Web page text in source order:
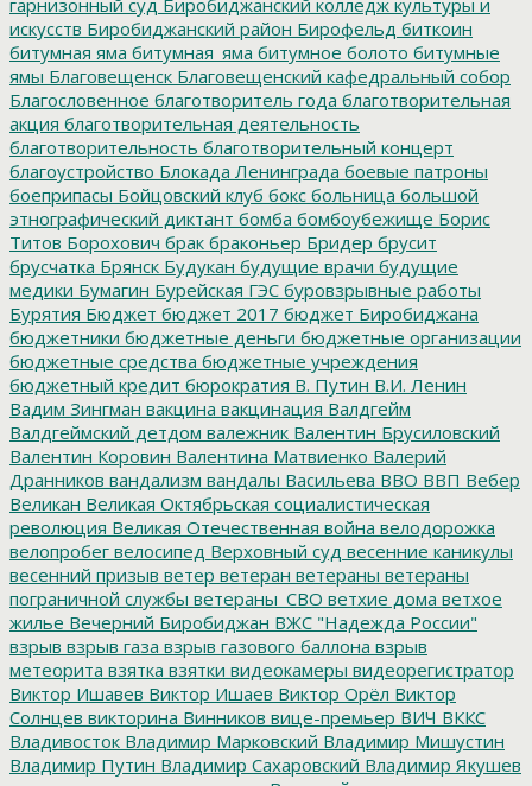
искусств Биробиджанский район Бирофельд биткоин
битумная яма битумная_яма битумное болото битумные
ямы Благовещенск Благовещенский кафедральный собор
Благословенное благотворитель года благотворительная
акция благотворительная деятельность
благотворительность благотворительный концерт
благоустройство Блокада Ленинграда боевые патроны
боеприпасы Бойцовский клуб бокс больница большой
этнографический диктант бомба бомбоубежище Борис
Титов Борохович брак браконьер Бридер брусит
брусчатка Брянск Будукан будущие врачи будущие
медики Бумагин Бурейская ГЭС буровзрывные работы
Бурятия Бюджет бюджет 2017 бюджет Биробиджана
бюджетники бюджетные деньги бюджетные организации
бюджетные средства бюджетные учреждения
бюджетный кредит бюрократия В. Путин В.И. Ленин
Вадим Зингман вакцина вакцинация Валдгейм
Валдгеймский детдом валежник Валентин Брусиловский
Валентин Коровин Валентина Матвиенко Валерий
Дранников вандализм вандалы Васильева ВВО ВВП Вебер
Великан Великая Октябрьская социалистическая
революция Великая Отечественная война велодорожка
велопробег велосипед Верховный суд весенние каникулы
весенний призыв ветер ветеран ветераны ветераны
пограничной службы ветераны_СВО ветхие дома ветхое
жилье Вечерний Биробиджан ВЖС "Надежда России"
взрыв взрыв газа взрыв газового баллона взрыв
метеорита взятка взятки видеокамеры видеорегистратор
Виктор Ишавев Виктор Ишаев Виктор Орёл Виктор
Солнцев викторина Винников вице-премьер ВИЧ ВККС
Владивосток Владимир Марковский Владимир Мишустин
Владимир Путин Владимир Сахаровский Владимир Якушев